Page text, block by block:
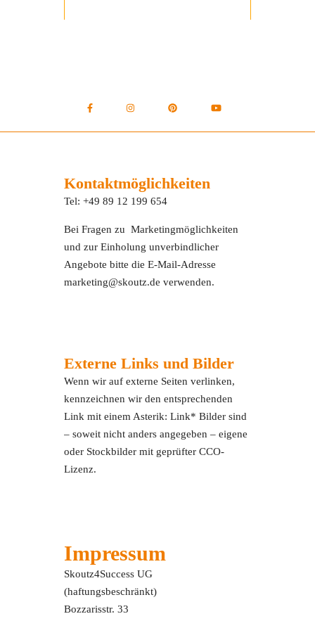
Kontaktmöglichkeiten
Tel: +49 89 12 199 654
Bei Fragen zu Marketingmöglichkeiten
und zur Einholung unverbindlicher
Angebote bitte die E-Mail-Adresse
marketing@skoutz.de verwenden.
Externe Links und Bilder
Wenn wir auf externe Seiten verlinken,
kennzeichnen wir den entsprechenden
Link mit einem Asterik: Link* Bilder sind
– soweit nicht anders angegeben – eigene
oder Stockbilder mit geprüfter CCO-
Lizenz.
Impressum
Skoutz4Success UG
(haftungsbeschränkt)
Bozzarisstr. 33